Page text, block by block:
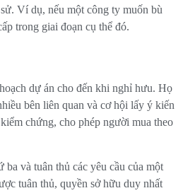
Ví dụ, nếu một công ty muốn bù
trong giai đoạn cụ thể đó.
dự án cho đến khi nghỉ hưu. Họ
bên liên quan và cơ hội lấy ý kiến
chứng, cho phép người mua theo
và tuân thủ các yêu cầu của một
tuân thủ, quyền sở hữu duy nhất